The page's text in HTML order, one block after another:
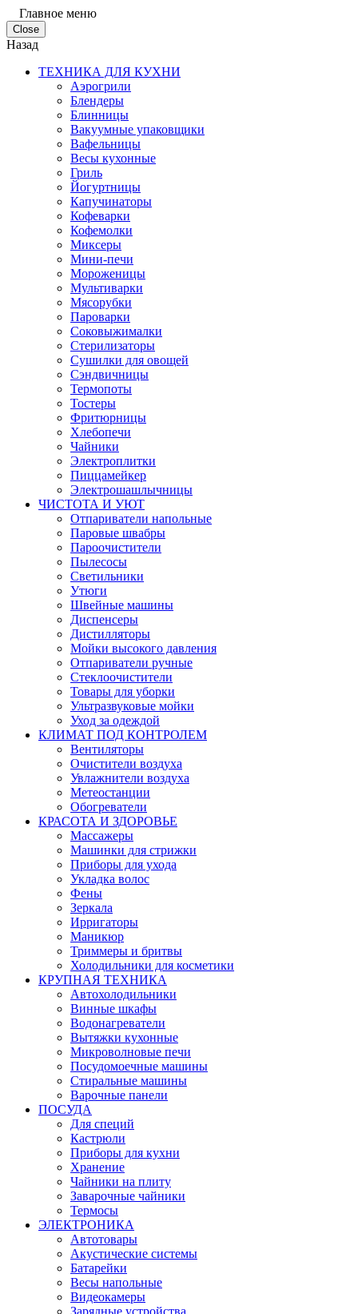
Главное меню
Close
Назад
ТЕХНИКА ДЛЯ КУХНИ
Аэрогрили
Блендеры
Блинницы
Вакуумные упаковщики
Вафельницы
Весы кухонные
Гриль
Йогуртницы
Капучинаторы
Кофеварки
Кофемолки
Миксеры
Мини-печи
Мороженицы
Мультиварки
Мясорубки
Пароварки
Соковыжималки
Стерилизаторы
Сушилки для овощей
Сэндвичницы
Термопоты
Тостеры
Фритюрницы
Хлебопечи
Чайники
Электроплитки
Пиццамейкер
Электрошашлычницы
ЧИСТОТА И УЮТ
Отпариватели напольные
Паровые швабры
Пароочистители
Пылесосы
Светильники
Утюги
Швейные машины
Диспенсеры
Дистилляторы
Мойки высокого давления
Отпариватели ручные
Стеклоочистители
Товары для уборки
Ультразвуковые мойки
Уход за одеждой
КЛИМАТ ПОД КОНТРОЛЕМ
Вентиляторы
Очистители воздуха
Увлажнители воздуха
Метеостанции
Обогреватели
КРАСОТА И ЗДОРОВЬЕ
Массажеры
Машинки для стрижки
Приборы для ухода
Укладка волос
Фены
Зеркала
Ирригаторы
Маникюр
Триммеры и бритвы
Холодильники для косметики
КРУПНАЯ ТЕХНИКА
Автохолодильники
Винные шкафы
Водонагреватели
Вытяжки кухонные
Микроволновые печи
Посудомоечные машины
Стиральные машины
Варочные панели
ПОСУДА
Для специй
Кастрюли
Приборы для кухни
Хранение
Чайники на плиту
Заварочные чайники
Термосы
ЭЛЕКТРОНИКА
Автотовары
Акустические системы
Батарейки
Весы напольные
Видеокамеры
Зарядные устройства